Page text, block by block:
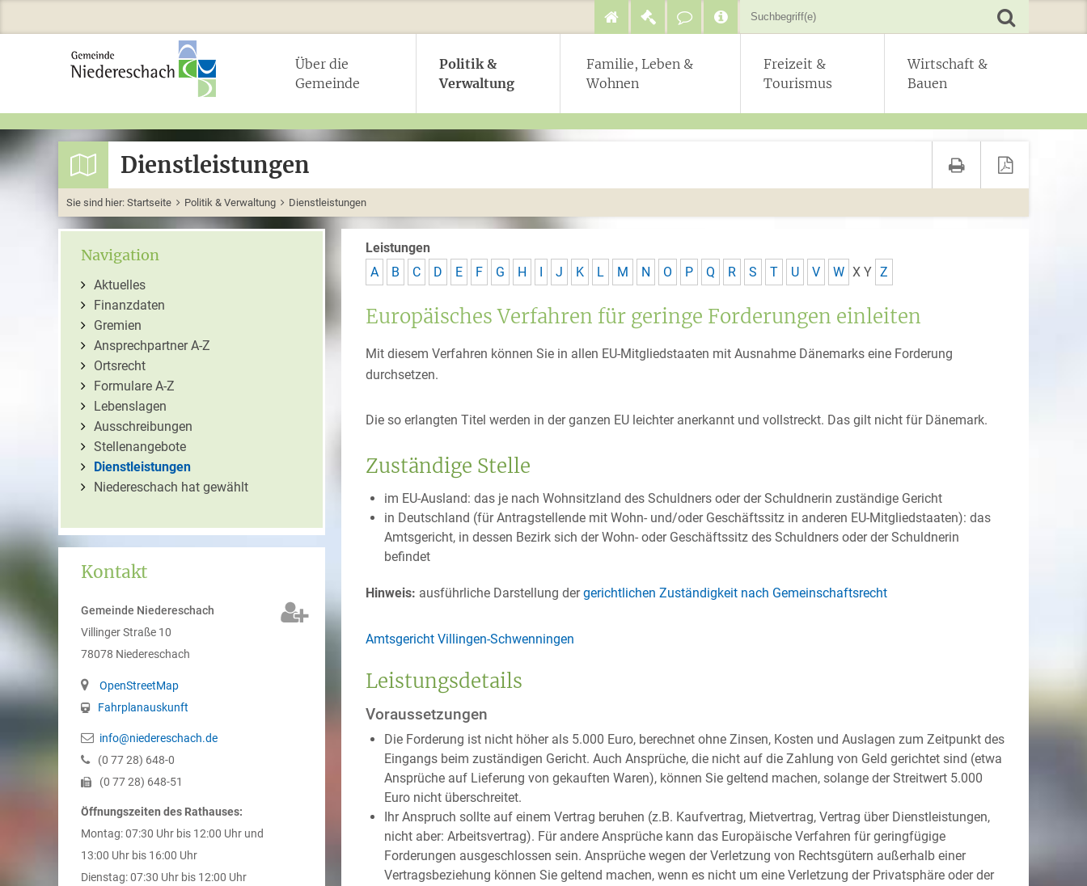
Über die
Gemeinde
Politik &
Verwaltung
Familie, Leben &
Wohnen
Freizeit &
Tourismus
Wirtschaft &
Bauen
Dienstleistungen
Sie sind hier: Startseite Politik & Verwaltung Dienstleistungen
Navigation
Aktuelles
Finanzdaten
Gremien
Ansprechpartner A-Z
Ortsrecht
Formulare A-Z
Lebenslagen
Ausschreibungen
Stellenangebote
Dienstleistungen
Niedereschach hat gewählt
Kontakt
Gemeinde Niedereschach
Villinger Straße 10
78078 Niedereschach
OpenStreetMap
Fahrplanauskunft
info@niedereschach.de
(0 7728) 648-0
(0 7728) 648-51
Öffnungszeiten des Rathauses:
Montag: 07:30 Uhr bis 12:00 Uhr und
13:00 Uhr bis 16:00 Uhr
Dienstag: 07:30 Uhr bis 12:00 Uhr
Leistungen
A
B C D E F G H I J K L M N O P Q R S T U V W X Y Z
Europäisches Verfahren für geringe Forderungen einleiten
Mit diesem Verfahren können Sie in allen EU-Mitgliedstaaten mit Ausnahme Dänemarks eine Forderung
durchsetzen.
Die so erlangten Titel werden in der ganzen EU leichter anerkannt und vollstreckt. Das gilt nicht für Dänemark.
Zuständige Stelle
im EU-Ausland: das je nach Wohnsitzland des Schuldners oder der Schuldnerin zuständige Gericht
in Deutschland (für Antragstellende mit Wohn- und/oder Geschäftssitz in anderen EU-Mitgliedstaaten): das
Amtsgericht, in dessen Bezirk sich der Wohn- oder Geschäftssitz des Schuldners oder der Schuldnerin
befindet
Hinweis: ausführliche Darstellung dergerichtlichen Zuständigkeit nach Gemeinschaftsrecht
Amtsgericht Villingen-Schwenningen
Leistungsdetails
Voraussetzungen
Die Forderung ist nicht höher als 5.000 Euro, berechnet ohne Zinsen, Kosten und Auslagen zum Zeitpunkt des
Eingangs beim zuständigen Gericht. Auch Ansprüche, die nicht auf die Zahlung von Geld gerichtet sind (etwa
Ansprüche auf Lieferung von gekauften Waren), können Sie geltend machen, solange der Streitwert 5.000
Euro nicht überschreitet.
Ihr Anspruch sollte auf einem Vertrag beruhen (z.B. Kaufvertrag, Mietvertrag, Vertrag über Dienstleistungen,
nicht aber: Arbeitsvertrag). Für andere Ansprüche kann das Europäische Verfahren für geringfügige
Forderungen ausgeschlossen sein. Ansprüche wegen der Verletzung von Rechtsgütern außerhalb einer
Vertragsbeziehung können Sie geltend machen, wenn es nicht um eine Verletzung der Privatsphäre oder der